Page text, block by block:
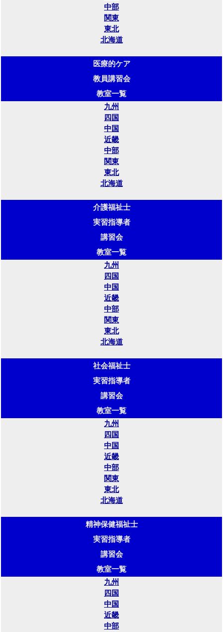
中部
関東
東北
北海道
医療的ケア
教員講習会
教室一覧
九州
四国
中国
近畿
中部
関東
東北
北海道
介護福祉士
実習指導者
講習会
教室一覧
九州
四国
中国
近畿
中部
関東
東北
北海道
社会福祉士
実習指導者
講習会
教室一覧
九州
四国
中国
近畿
中部
関東
東北
北海道
精神保健福祉士
実習指導者
講習会
教室一覧
九州
四国
中国
近畿
中部